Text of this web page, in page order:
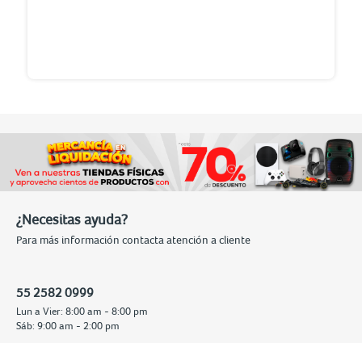
¿Necesitas ayuda?
Para más información contacta atención a cliente
55 2582 0999
Lun a Vier: 8:00 am - 8:00 pm
Sáb: 9:00 am - 2:00 pm